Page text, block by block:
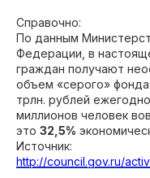
Справочно:
По данным
Федерации, в
граждан получают
объем «серого»
трлн. рублей
миллионов человек
это 32,5%
Источник:
http://council.gov.ru/